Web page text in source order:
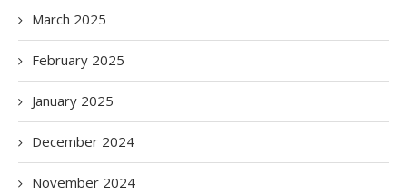
March 2025
February 2025
January 2025
December 2024
November 2024